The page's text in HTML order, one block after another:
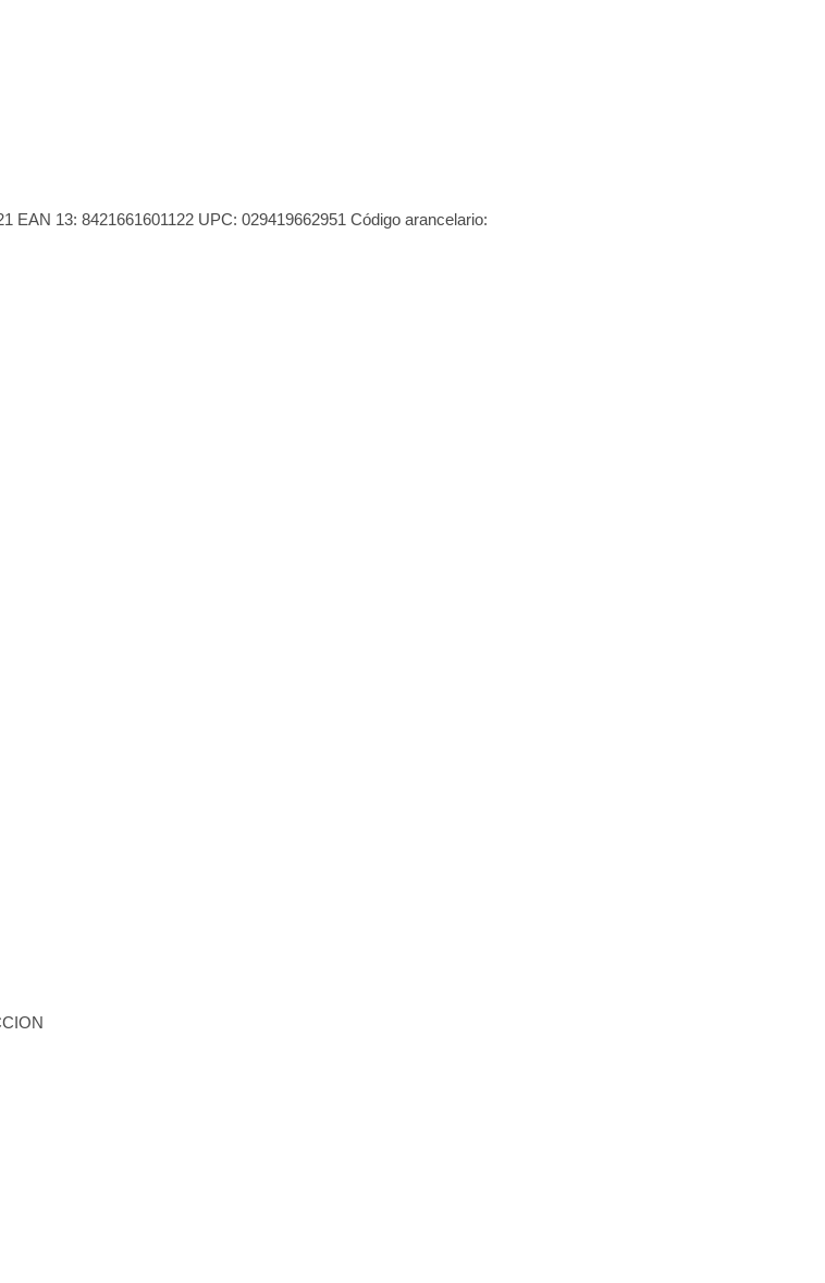
EAN 13: 8421661601122 UPC: 029419662951 Código arancelario: